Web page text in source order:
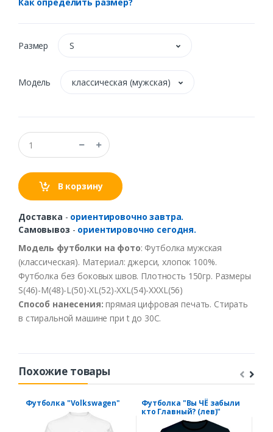
Размер S
Модель классическая (мужская)
В корзину
Доставка - ориентировочно завтра.
Самовывоз - ориентировочно сегодня.
Модель футболки на фото: Футболка мужская
(классическая). Материал: джерси, хлопок 100%.
Футболка без боковых швов. Плотность 150гр. Размеры
S(46)-M(48)-L(50)-XL(52)-XXL(54)-XXXL(56)
Способ нанесения: прямая цифровая печать. Стирать
в стиральной машине при t до 30С.
Похожие товары
Футболка "Volkswagen"
Футболка "Вы ЧЁ забыли
кто Главный? (лев)"